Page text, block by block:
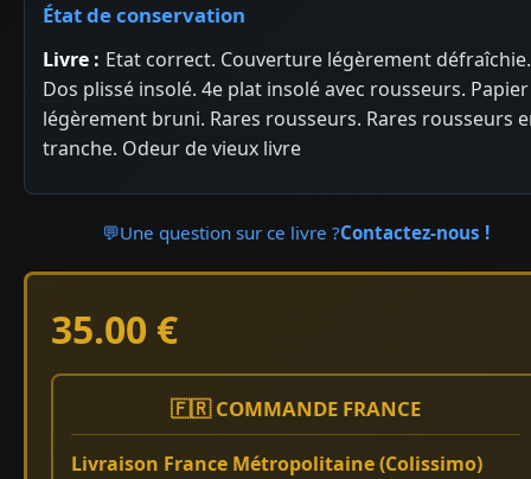
État de conservation
Livre : Etat correct. Couverture légèrement défraîchie.
Dos plissé insolé. 4e plat insolé avec rousseurs. Papier
légèrement bruni. Rares rousseurs. Rares rousseurs
tranche. Odeur de vieux livre
💬Une question sur ce livre ?Contactez-nous !
35.00 €
🇫🇷 COMMANDE FRANCE
Livraison France Métropolitaine (Colissimo)